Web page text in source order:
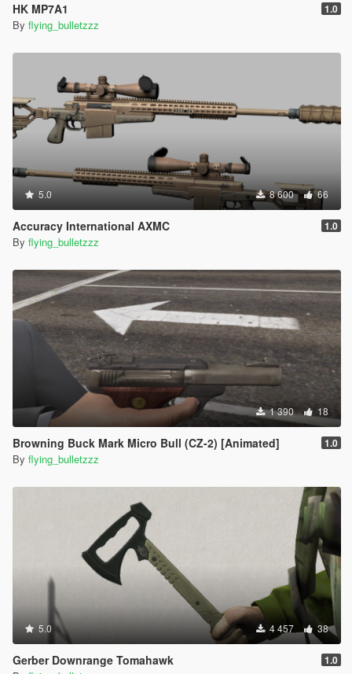
HK MP7A1 1.0
By flying_bulletzzz
5.0 8 600 66
Accuracy International AXMC 1.0
By flying_bulletzzz
1 390 18
Browning Buck Mark Micro Bull (CZ-2) [Animated] 1.0
By flying_bulletzzz
5.0 4 457 38
Gerber Downrange Tomahawk 1.0